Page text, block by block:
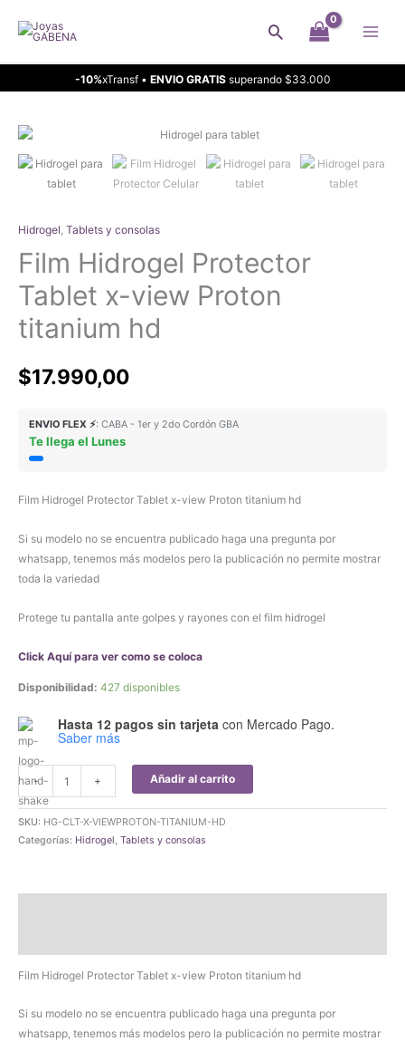
Buscar
-10%xTransf • ENVIO GRATISsuperando $33.000
Hidrogel, Tablets y consolas
Film Hidrogel Protector
Tablet x-view Proton
titanium hd
$17.990,00
ENVIO FLEX ⚡: CABA - 1er y 2do Cordón GBA
Te llega el Lunes
Film Hidrogel Protector Tablet x-view Proton titanium hd
Si su modelo no se encuentra publicado haga una pregunta por
whatsapp, tenemos más modelos pero la publicación no permite mostrar
toda la variedad
Protege tu pantalla ante golpes y rayones con el film hidrogel
Click Aquí para ver como se coloca
Disponibilidad: 427 disponibles
Hasta 12 pagos sin tarjeta con Mercado Pago.
Saber más
-
Film
Hidrogel
Protector
Tablet
Proton
cantidad
+ Añadir al carrito
SKU: HG-CLT-X-VIEWPROTON-TITANIUM-HD
Categorías: Hidrogel , Tablets y consolas
Film Hidrogel Protector Tablet x-view Proton titanium hd
Si su modelo no se encuentra publicado haga una pregunta por
whatsapp, tenemos más modelos pero la publicación no permite mostrar